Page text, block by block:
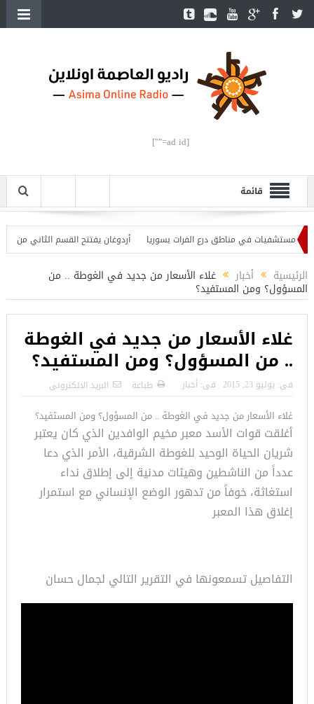
[ad id=""]
قائمة
أردوغان يفتتح القسم الثاني من خط
الرئيسية أخبار غلاء الأسعار من جديد في الغوطة .. من
المسؤول؟ ومن المستفيد؟
غلاء الأسعار من جديد في الغوطة
.. من المسؤول؟ ومن المستفيد؟
فى: يوليو 23, 2015 فى: أخبار طباعة البريد الالكترونى
غلاء الأسعار من جديد في الغوطة .. من المسؤول؟ ومن المستفيد؟
أغلقت قوات الأسد معبر مخيم الوافدين الذي كان يعتبر
شريان الحياة الوحيد للغوطة الشرقية، الأمر الذي دعا
عدداً من الناشطين وهيئات مدنية إلى إطلاق نداء
استغاثة، خوفاً من تدهور الوضع الإنساني مع استمرار
إغلاق هذا المعبر
التفاصيل تسمعونها في التقرير التالي لجمال حسان